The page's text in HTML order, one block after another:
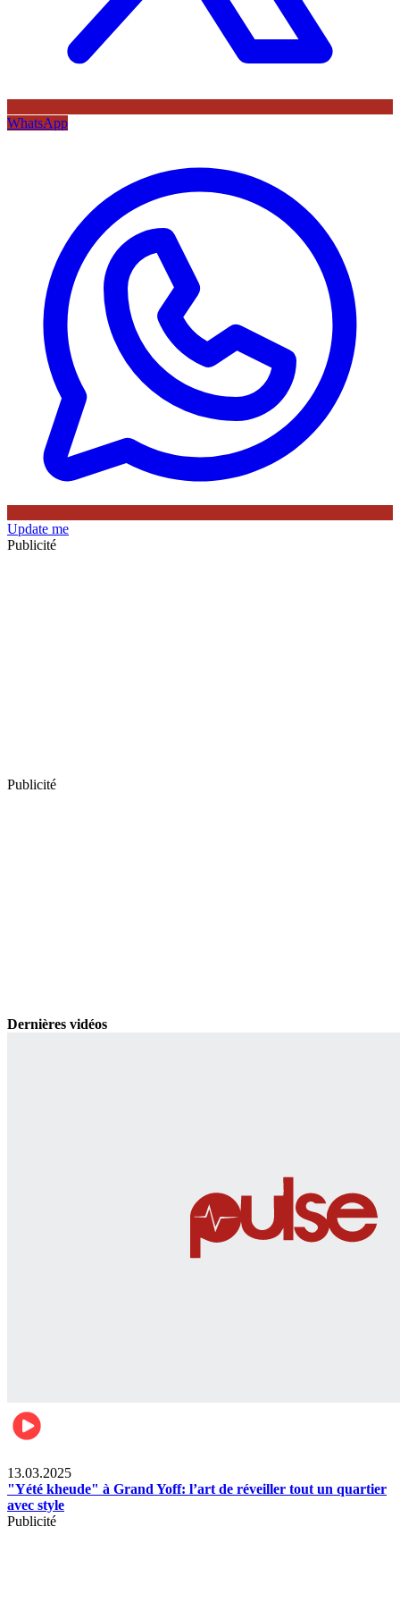
WhatsApp
Update me
Publicité
Publicité
Dernières vidéos
13.03.2025
"Yété kheude" à Grand Yoff: l’art de réveiller tout un quartier
avec style
Publicité